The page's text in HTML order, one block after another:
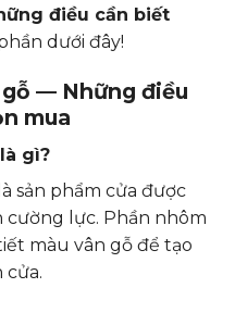
điều cần biết
dưới đây!
— Những điều
mua
gì?
là sản phẩm cửa được
cường lực. Phần nhôm
màu vân gỗ để tạo
cửa.